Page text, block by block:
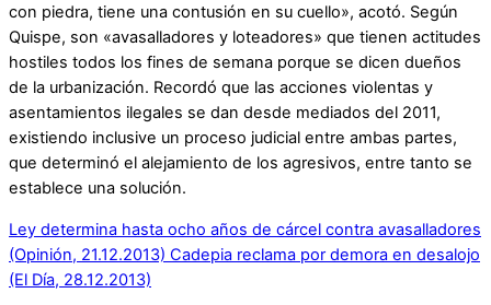
con piedra, tiene una contusión en su cuello», acotó. Según
Quispe, son «avasalladores y loteadores» que tienen actitudes
hostiles todos los fines de semana porque se dicen dueños
de la urbanización. Recordó que las acciones violentas y
asentamientos ilegales se dan desde mediados del 2011,
existiendo inclusive un proceso judicial entre ambas partes,
que determinó el alejamiento de los agresivos, entre tanto se
establece una solución.
Ley determina hasta ocho años de cárcel contra avasalladores
(Opinión, 21.12.2013) Cadepia reclama por demora en desalojo
(El Día, 28.12.2013)